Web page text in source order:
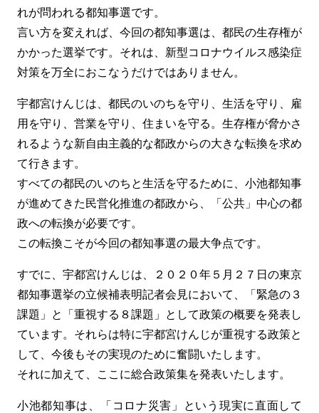
れが問われる都知事選です。
言い方を変えれば、今回の都知事選は、都民の生存権が
かかった選挙です。それは、新型コロナウイルス感染症
対策を万全におこなうだけではありません。
宇都宮けんじは、都民のいのちを守り、生活を守り、雇
用を守り、営業を守り、住まいを守る。生存権が脅かさ
れるような新自由主義的な都政からの大きな転換を求め
て行きます。
すべての都民のいのちと生活を守るために、小池都知事
が進めてきた民営化推進の都政から、「公共」中心の都
政への転換が必要です。
この転換こそが今回の都知事選の最大争点です。
すでに、宇都宮けんじは、２０２０年５月２７日の東京
都知事選挙の立候補表明記者会見において、「緊急の３
課題」と「重視する８課題」として政策の概要を発表し
ています。それらは特に宇都宮けんじが重視する政策と
して、今後もその実現のために奮闘いたします。
それに加えて、ここに総合政策集を発表いたします。
小池都知事は、「コロナ災害」という現実に直面して